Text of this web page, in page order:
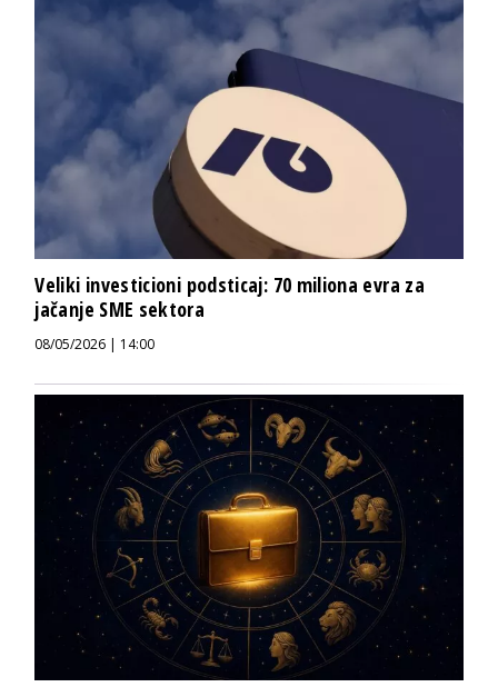
Veliki investicioni podsticaj: 70 miliona evra za
jačanje SME sektora
08/05/2026 | 14:00